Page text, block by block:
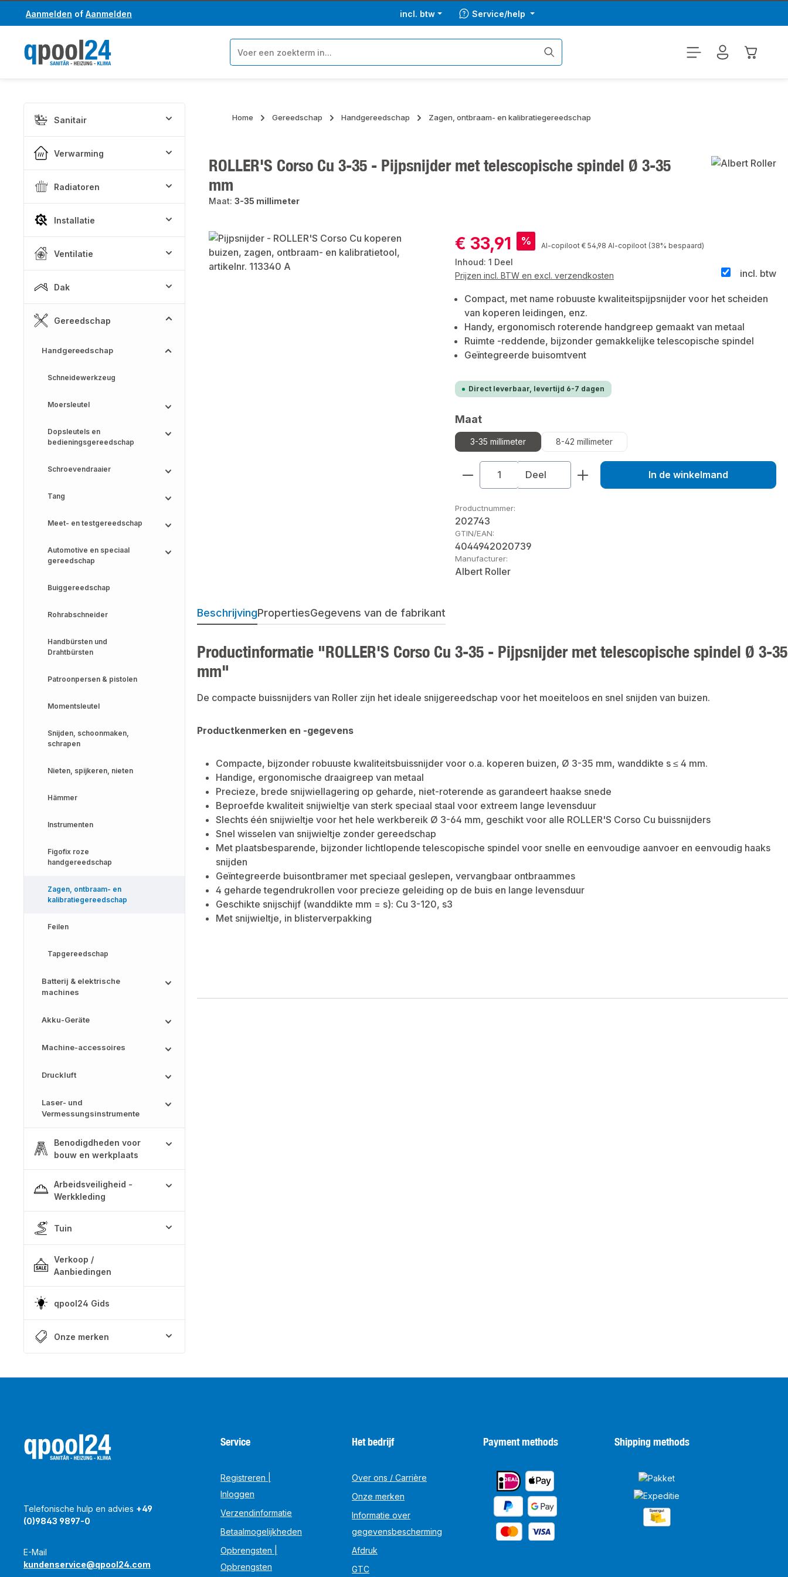
naar de hoofdinhoud
Ga naar de zoekopdracht
Aanmelden of Aanmelden incl. btw Service/help
Sanitair
Verwarming
Radiatoren
Installatie
Ventilatie
Dak
Gereedschap
Handgereedschap
Schneidewerkzeug
Moersleutel
Dopsleutels en
bedieningsgereedschap
Schroevendraaier
Tang
Meet- en testgereedschap
Automotive en speciaal
gereedschap
Buiggereedschap
Rohrabschneider
Handbürsten und
Drahtbürsten
Patroonpersen & pistolen
Momentsleutel
Snijden, schoonmaken,
schrapen
Nieten, spijkeren, nieten
Hämmer
Instrumenten
Figofix roze
handgereedschap
Zagen, ontbraam- en
kalibratiegereedschap
Feilen
Tapgereedschap
Batterij & elektrische
machines
Akku-Geräte
Machine-accessoires
Druckluft
Laser- und
Vermessungsinstrumente
Benodigdheden voor
bouw en werkplaats
Arbeidsveiligheid -
Werkkleding
Tuin
Verkoop /
Aanbiedingen
qpool24 Gids
Onze merken
Home Gereedschap Handgereedschap Zagen, ontbraam- en kalibratiegereedschap
ROLLER'S Corso Cu 3-35 - Pijpsnijder met telescopische spindel Ø 3-35
mm
Maat: 3-35 millimeter
Afbeeldingengalerij overslaan Verkoopprijs:
€ 33,91 % AI-copiloot Normale prijs:
€ 54,98 AI-copiloot (38% bespaard)
Inhoud: 1 Deel
incl. btw
Prijzen incl. BTW en excl. verzendkosten
Compact, met name robuuste kwaliteitspijpsnijder voor het scheiden
van koperen leidingen, enz.
Handy, ergonomisch roterende handgreep gemaakt van metaal
Ruimte -reddende, bijzonder gemakkelijke telescopische spindel
Geïntegreerde buisomtvent
Direct leverbaar, levertijd 6-7 dagen
Selecteer
Maat
3-35 millimeter 8-42 millimeter
Producthoeveelheid: Voer de gewenste
Deel In de winkelmand
Productnummer:
202743
GTIN/EAN:
4044942020739
Manufacturer:
Albert Roller
BeschrijvingPropertiesGegevens van de fabrikant
Productinformatie "ROLLER'S Corso Cu 3-35 - Pijpsnijder met telescopische spindel Ø 3-35
mm"
De compacte buissnijders van Roller zijn het ideale snijgereedschap voor het moeiteloos en snel snijden van buizen.
Productkenmerken en -gegevens
Compacte, bijzonder robuuste kwaliteitsbuissnijder voor o.a. koperen buizen, Ø 3-35 mm, wanddikte s ≤ 4 mm.
Handige, ergonomische draaigreep van metaal
Precieze, brede snijwiellagering op geharde, niet-roterende as garandeert haakse snede
Beproefde kwaliteit snijwieltje van sterk speciaal staal voor extreem lange levensduur
Slechts één snijwieltje voor het hele werkbereik Ø 3-64 mm, geschikt voor alle ROLLER'S Corso Cu buissnijders
Snel wisselen van snijwieltje zonder gereedschap
Met plaatsbesparende, bijzonder lichtlopende telescopische spindel voor snelle en eenvoudige aanvoer en eenvoudig haaks
snijden
Geïntegreerde buisontbramer met speciaal geslepen, vervangbaar ontbraammes
4 geharde tegendrukrollen voor precieze geleiding op de buis en lange levensduur
Geschikte snijschijf (wanddikte mm = s): Cu 3-120, s3
Met snijwieltje, in blisterverpakking
Telefonische hulp en advies +49
(0)9843 9897-0
E-Mail
kundenservice@qpool24.com
Service
Registreren |
Inloggen
Verzendinformatie
Betaalmogelijkheden
Opbrengsten |
Opbrengsten
Het bedrijf
Over ons / Carrière
Onze merken
Informatie over
gegevensbescherming
Afdruk
GTC
Payment methods Shipping methods